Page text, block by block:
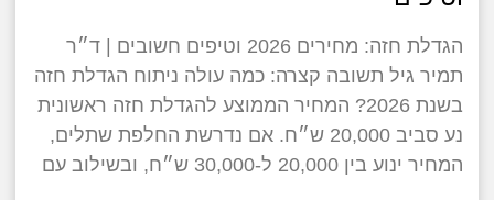
הגדלת חזה: מחירים 2026 וטיפים חשובים | ד״ר
תמיר גיל תשובה קצרה: כמה עולה ניתוח הגדלת חזה
בשנת 2026? המחיר הממוצע להגדלת חזה ראשונית
נע סביב 20,000 ש״ח. אם נדרשת החלפת שתלים,
המחיר ינוע בין 20,000 ל-30,000 ש״ח, ובשילוב עם